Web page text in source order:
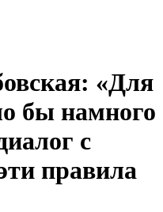
«Для
бы намного
с
правила